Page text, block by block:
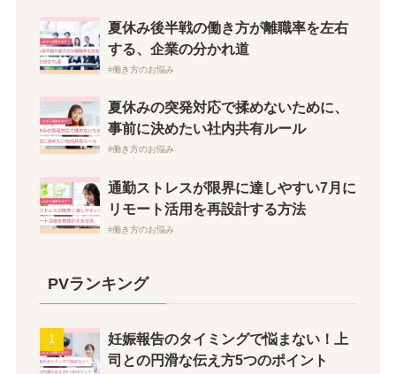
夏休み後半戦の働き方が離職率を左右
する、企業の分かれ道
働き方のお悩み
夏休みの突発対応で揉めないために、
事前に決めたい社内共有ルール
働き方のお悩み
通勤ストレスが限界に達しやすい7月に
リモート活用を再設計する方法
働き方のお悩み
PVランキング
妊娠報告のタイミングで悩まない！上
司との円滑な伝え方5つのポイント